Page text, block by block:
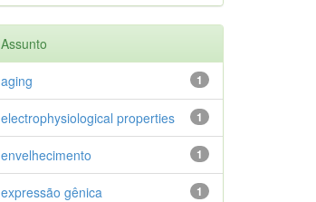
Assunto
1
aging
1
electrophysiological properties
1
envelhecimento
1
expressão gênica